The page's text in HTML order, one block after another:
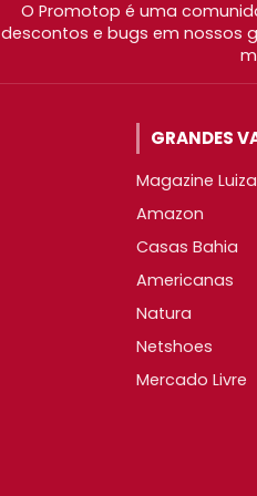
O Promotop é uma
descontos e bugs em nossos
GRANDES
Magazine Luiza
Amazon
Casas Bahia
Americanas
Natura
Netshoes
Mercado Livre